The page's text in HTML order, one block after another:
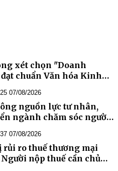
xét chọn "Doanh
chuẩn Văn hóa Kinh
07/08/2026
nguồn lực tư nhân,
ngành chăm sóc người
07/08/2026
rủi ro thuế thương mại
nộp thuế cần chủ